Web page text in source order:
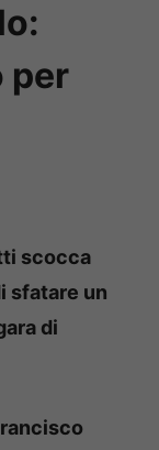
per
scocca
sfatare un
di